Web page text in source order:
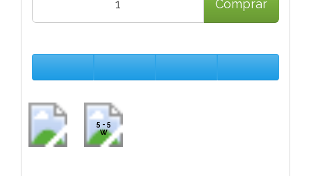
Comprar
5 - 5
W